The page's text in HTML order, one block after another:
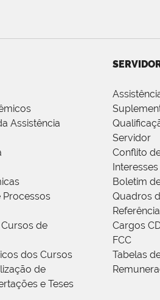
Assistência
Processos
de
dos Cursos
de
e Teses
Servidor
Conflito
Interesses
Boletim
Quadros
Referência
Cargos
FCC
Tabelas